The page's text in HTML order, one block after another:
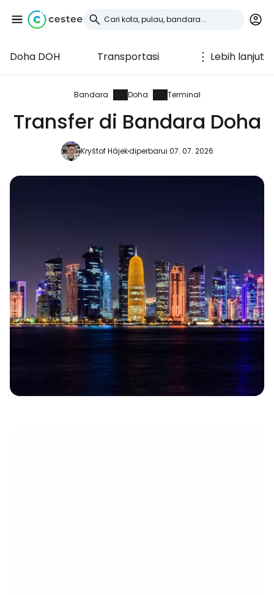
Doha DOH Transportasi Lebih lanjut
Bandara Doha Terminal
Transfer di Bandara Doha
Kryštof Hájekdiperbarui 07. 07. 2026
Masuk ke Cestee
... komunitas perjalanan di seluruh dunia